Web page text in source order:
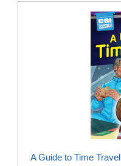
A Guide to Time Travel